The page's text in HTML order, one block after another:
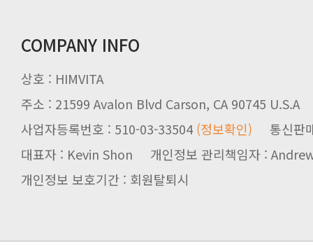
COMPANY INFO
상호 : HIMVITA
주소 : 21599 Avalon Blvd Carson, CA 90745 U.S.A
사업자등록번호 : 510-03-33504(정보확인) 통신판
대표자 : Kevin Shon 개인정보 관리책임자 :
개인정보 보호기간 : 회원탈퇴시